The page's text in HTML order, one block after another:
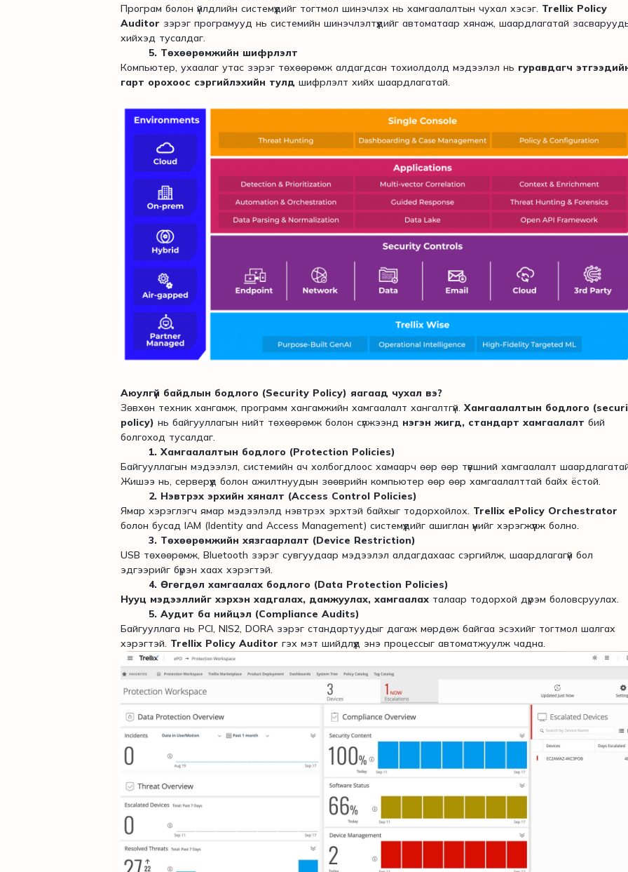
Програм болон үйлдлийн системүүдийг тогтмол шинэчлэх нь хамгаалалтын чухал хэсэг. Trellix Policy
Auditor зэрэг програмууд нь системийн шинэчлэлтүүдийг автоматаар хянаж, шаардлагатай
хийхэд тусалдаг.
5. Төхөөрөмжийн шифрлэлт
Компьютер, ухаалаг утас зэрэг төхөөрөмж алдагдсан тохиолдолд мэдээлэл нь гуравдагч
гарт орохоос сэргийлэхийн тулд шифрлэлт хийх шаардлагатай.
Аюулгүй байдлын бодлого (Security Policy) яагаад чухал вэ?
Зөвхөн техник хангамж, программ хангамжийн хамгаалалт хангалтгүй. Хамгаалалтын бодлого
policy) нь байгууллагын нийт төхөөрөмж болон сүлжээнд нэгэн жигд, стандарт хамгаалалт бий
болгоход тусалдаг.
1. Хамгаалалтын бодлого (Protection Policies)
Байгууллагын мэдээлэл, системийн ач холбогдлоос хамаарч өөр өөр түвшний хамгаалалт
Жишээ нь, серверүүд болон ажилтнуудын зөөврийн компьютер өөр өөр хамгаалалттай байх ёстой.
2. Нэвтрэх эрхийн хяналт (Access Control Policies)
Ямар хэрэглэгч ямар мэдээлэлд нэвтрэх эрхтэй байхыг тодорхойлох. Trellix ePolicy Orchestrator
болон бусад IAM (Identity and Access Management) системүүдийг ашиглан үүнийг хэрэгжүүлж болно.
3. Төхөөрөмжийн хязгаарлалт (Device Restriction)
USB төхөөрөмж, Bluetooth зэрэг сувгуудаар мэдээлэл алдагдахаас сэргийлж, шаардлагагүй бол
эдгээрийг бүрэн хаах хэрэгтэй.
4. Өгөгдөл хамгаалах бодлого (Data Protection Policies)
Нууц мэдээллийг хэрхэн хадгалах, дамжуулах, хамгаалах талаар тодорхой дүрэм боловсруулах.
5. Аудит ба нийцэл (Compliance Audits)
Байгууллага нь PCI, NIS2, DORA зэрэг стандартуудыг дагаж мөрдөж байгаа эсэхийг тогтмол шалгах
хэрэгтэй. Trellix Policy Auditor гэх мэт шийдлүүд энэ процессыг автоматжуулж чадна.